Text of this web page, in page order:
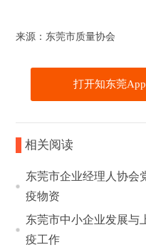
来源：东莞市质量协会
打开知东莞
相关阅读
东莞市企业经理人协会
疫物资
东莞市中小企业发展与
疫工作